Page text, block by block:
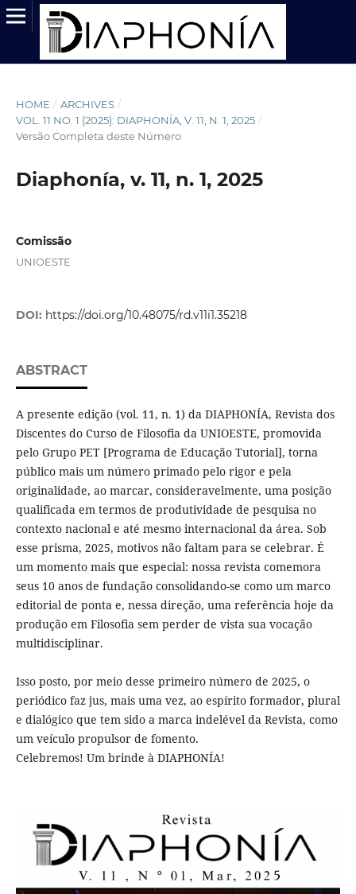
HOME / ARCHIVES /
VOL. 11 NO. 1 (2025): DIAPHONÍA, V. 11, N. 1, 2025 /
Versão Completa deste Número
Diaphonía, v. 11, n. 1, 2025
Comissão
UNIOESTE
DOI: https://doi.org/10.48075/rd.v11i1.35218
ABSTRACT
A presente edição (vol. 11, n. 1) da DIAPHONÍA, Revista dos
Discentes do Curso de Filosofia da UNIOESTE, promovida
pelo Grupo PET [Programa de Educação Tutorial], torna
público mais um número primado pelo rigor e pela
originalidade, ao marcar, consideravelmente, uma posição
qualificada em termos de produtividade de pesquisa no
contexto nacional e até mesmo internacional da área. Sob
esse prisma, 2025, motivos não faltam para se celebrar. É
um momento mais que especial: nossa revista comemora
seus 10 anos de fundação consolidando-se como um marco
editorial de ponta e, nessa direção, uma referência hoje da
produção em Filosofia sem perder de vista sua vocação
multidisciplinar.
Isso posto, por meio desse primeiro número de 2025, o
periódico faz jus, mais uma vez, ao espírito formador, plural
e dialógico que tem sido a marca indelével da Revista, como
um veículo propulsor de fomento.
Celebremos! Um brinde à DIAPHONÍA!